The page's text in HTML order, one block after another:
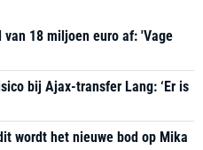
van 18 miljoen euro af: 'Vage
bij Ajax-transfer Lang: ‘Er is
wordt het nieuwe bod op Mika